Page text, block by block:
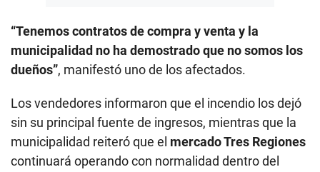
“Tenemos contratos de compra y venta y la
municipalidad no ha demostrado que no somos los
dueños”, manifestó uno de los afectados.
Los vendedores informaron que el incendio los dejó
sin su principal fuente de ingresos, mientras que la
municipalidad reiteró que el mercado Tres Regiones
continuará operando con normalidad dentro del